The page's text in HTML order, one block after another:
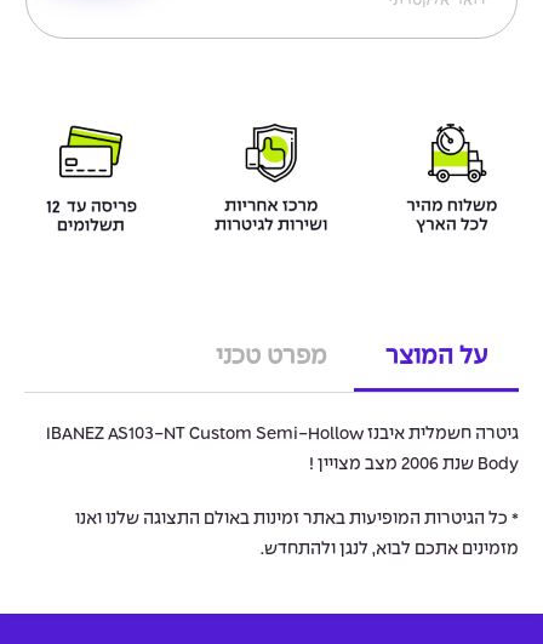
על המוצר מפרט טכני
גיטרה חשמלית איבנז IBANEZ AS103-NT Custom Semi-Hollow
Body שנת 2006 מצב מצויין !
* כל הגיטרות המופיעות באתר זמינות באולם התצוגה שלנו ואנו
מזמינים אתכם לבוא, לנגן ולהתחדש.